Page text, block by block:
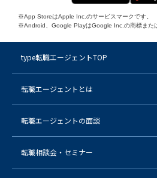
※App StoreはApple Inc.のサービスマークです。
※Android、Google PlayはGoogle Inc.の商標また
type転職エージェントTOP
転職エージェントとは
転職エージェントの面談
転職相談会・セミナー